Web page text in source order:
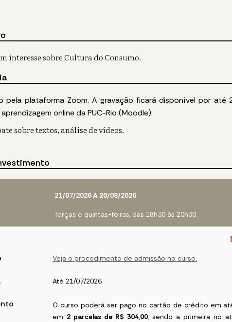
interesse sobre Cultura do Consumo.
pela plataforma Zoom. A gravação ficará disponível por
online da PUC-Rio (Moodle).
sobre textos, análise de vídeos.
21/07/2026 A 20/08/2026
Terças e quintas-feiras, das 18h30 às 20h30.
Veja o procedimento de admissão no curso.
Até 21/07/2026
O curso poderá ser pago no cartão de crédito em
em 2 parcelas de R$ 304,00, sendo a primeira no